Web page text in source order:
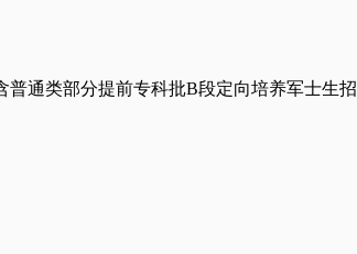
通类部分提前专科批B段定向培养军士生招